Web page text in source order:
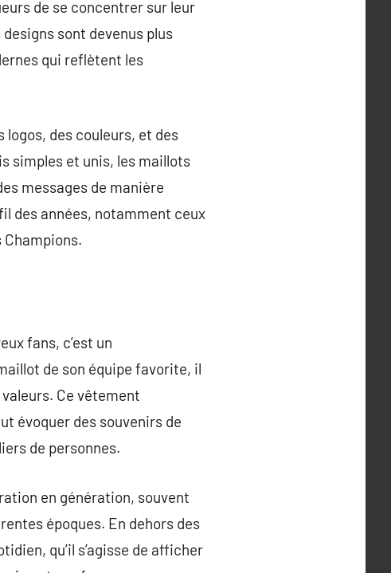
de se concentrer sur leur
sont devenus plus
qui reflètent les
logos, des couleurs, et des
simples et unis, les maillots
messages de manière
des années, notamment ceux
Champions.
fans, c’est un
de son équipe favorite, il
Ce vêtement
évoquer des souvenirs de
de personnes.
en génération, souvent
époques. En dehors des
qu’il s’agisse de afficher